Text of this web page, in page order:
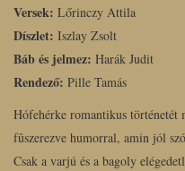
Versek: Lőrinczy Attila
Díszlet: Iszlay Zsolt
Báb és jelmez: Harák Judit
Rendező: Pille Tamás
Hófehérke romantikus
fûszerezve humorral, amin jól
Csak a varjú és a bagoly